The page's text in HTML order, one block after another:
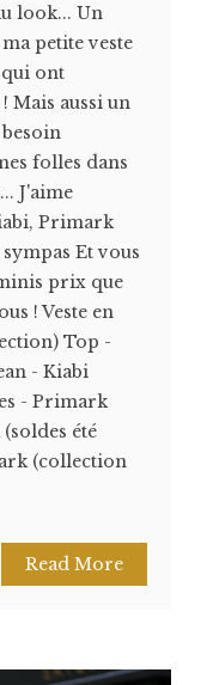
look... Un
petite veste
qui ont
Mais aussi un
folles dans
J'aime
Primark
Et vous
prix que
! Veste en
Top -
- Kiabi
- Primark
été
(collection
Read More